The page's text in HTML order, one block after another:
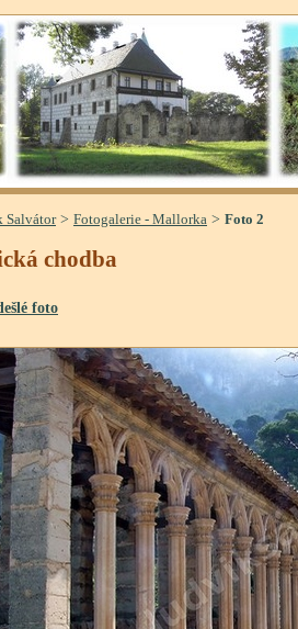
Salvátor> Fotogalerie - Mallorka > Foto 2
chodba
foto